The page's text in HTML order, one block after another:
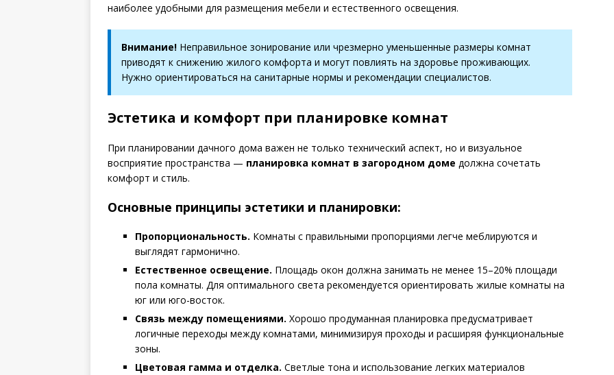
наиболее удобными для размещения мебели и естественного освещения.
Внимание! Неправильное зонирование или чрезмерно уменьшенные размеры комнат
приводят к снижению жилого комфорта и могут повлиять на здоровье проживающих.
Нужно ориентироваться на санитарные нормы и рекомендации специалистов.
Эстетика и комфорт при планировке комнат
При планировании дачного дома важен не только технический аспект, но и визуальное
восприятие пространства — планировка комнат в загородном доме должна сочетать
комфорт и стиль.
Основные принципы эстетики и планировки:
Пропорциональность. Комнаты с правильными пропорциями легче меблируются и
выглядят гармонично.
Естественное освещение. Площадь окон должна занимать не менее 15–20% площади
пола комнаты. Для оптимального света рекомендуется ориентировать жилые комнаты на
юг или юго-восток.
Связь между помещениями. Хорошо продуманная планировка предусматривает
логичные переходы между комнатами, минимизируя проходы и расширяя функциональные
зоны.
Цветовая гамма и отделка. Светлые тона и использование легких материалов